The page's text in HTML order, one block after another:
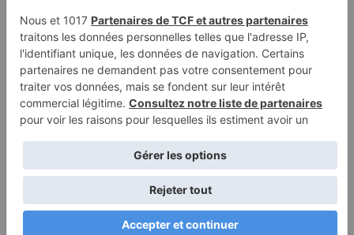
Page à colorier d'une
jeune femme sur un
cheval…
Page de coloriage
d'une fille Mustang
chevauchant un…